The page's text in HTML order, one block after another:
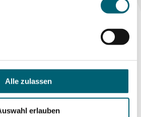
Alle zulassen
erlauben
wir den Fußballspieler Ebrima